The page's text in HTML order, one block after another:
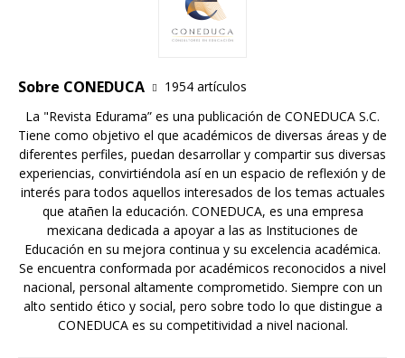
Sobre CONEDUCA
1954 artículos
La "Revista Edurama” es una publicación de CONEDUCA S.C.
Tiene como objetivo el que académicos de diversas áreas y de
diferentes perfiles, puedan desarrollar y compartir sus diversas
experiencias, convirtiéndola así en un espacio de reflexión y de
interés para todos aquellos interesados de los temas actuales
que atañen la educación. CONEDUCA, es una empresa
mexicana dedicada a apoyar a las as Instituciones de
Educación en su mejora continua y su excelencia académica.
Se encuentra conformada por académicos reconocidos a nivel
nacional, personal altamente comprometido. Siempre con un
alto sentido ético y social, pero sobre todo lo que distingue a
CONEDUCA es su competitividad a nivel nacional.